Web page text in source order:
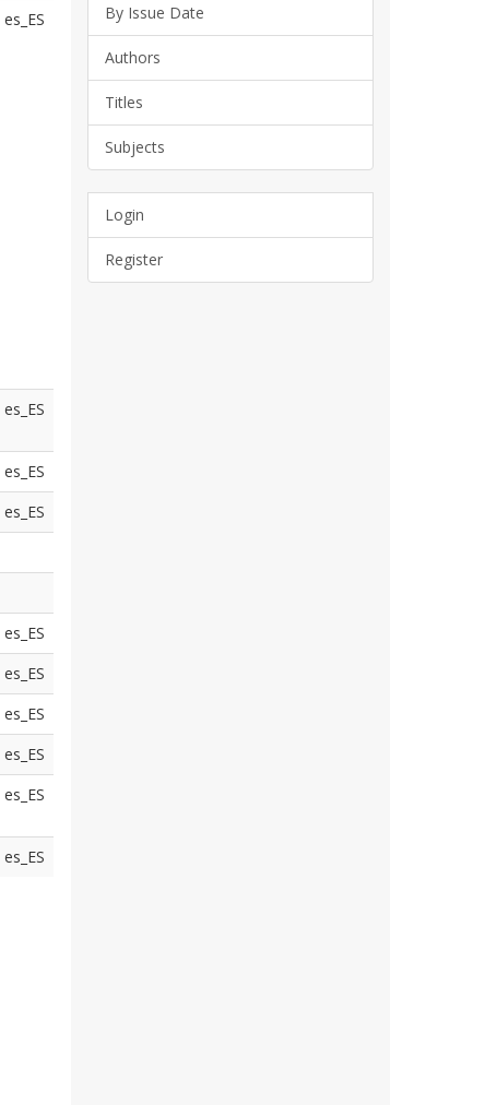
es_ES
es_ES
es_ES
es_ES
es_ES
es_ES
es_ES
es_ES
es_ES
es_ES
By Issue Date
Authors
Titles
Subjects
Login
Register